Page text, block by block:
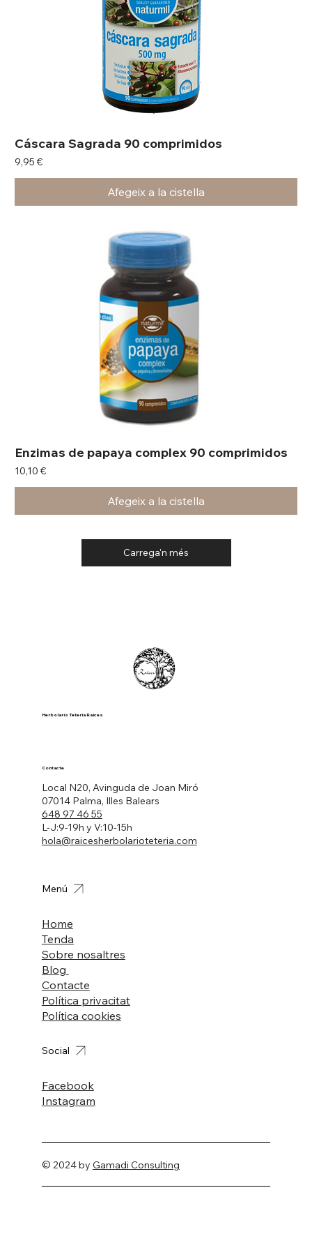
Cáscara Sagrada 90 comprimidos
Preu
9,95 €
Afegeix a la cistella
Enzimas de papaya complex 90 comprimidos
Preu
10,10 €
Afegeix a la cistella
Carrega'n més
Herbolario Tetería Raíces
© 2024 by Gamadi Consulting
Local N20, Avinguda de Joan Miró
07014 Palma, Illes Balears
648 97 46 55
L-J:9-19h y V:10-15h
hola@raicesherbolarioteteria.com
Contacte
Home
Tenda
Sobre nosaltres
Blog
Contacte
Política privacitat
Política cookies
Menú
Facebook
Instagram
Social